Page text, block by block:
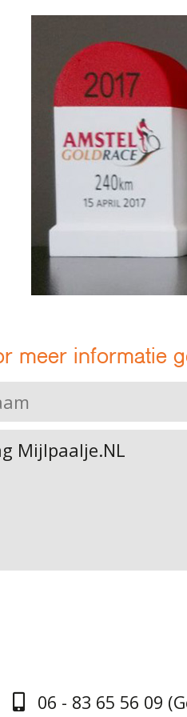
meer informatie
06 - 83 65 56 09